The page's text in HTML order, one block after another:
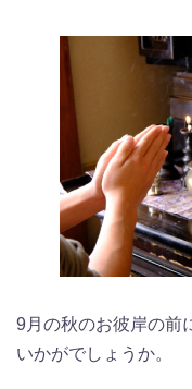
9月の秋のお彼岸の前
いかがでしょうか。